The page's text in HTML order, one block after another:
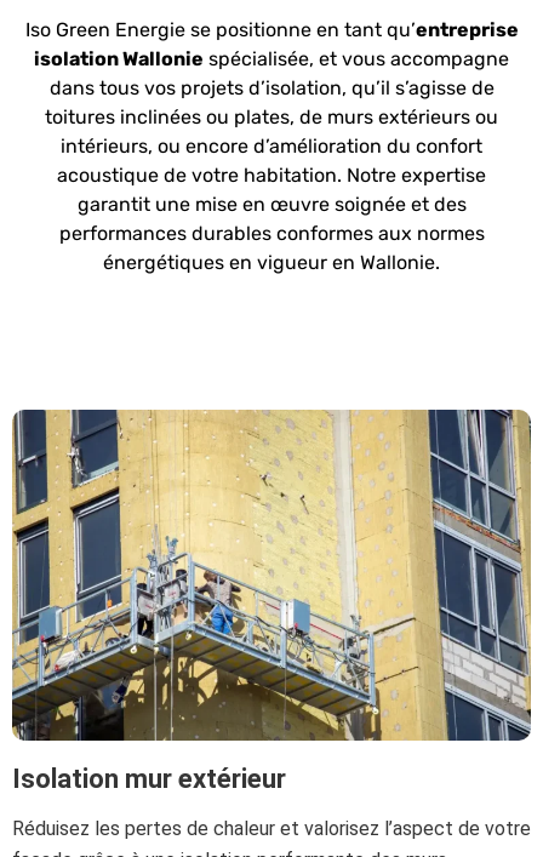
Iso Green Energie se positionne en tant qu’entreprise
isolation Wallonie spécialisée, et vous accompagne
dans tous vos projets d’isolation, qu’il s’agisse de
toitures inclinées ou plates, de murs extérieurs ou
intérieurs, ou encore d’amélioration du confort
acoustique de votre habitation. Notre expertise
garantit une mise en œuvre soignée et des
performances durables conformes aux normes
énergétiques en vigueur en Wallonie.
Isolation mur extérieur
Réduisez les pertes de chaleur et valorisez l’aspect de votre